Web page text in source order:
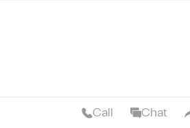
Call Chat